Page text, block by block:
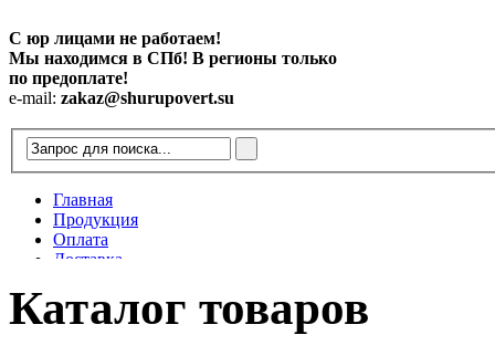
С юр лицами не работаем!
Мы находимся в СПб! В регионы только
по предоплате!
e-mail: zakaz@shurupovert.su
Главная
Продукция
Оплата
Доставка
Статьи
Каталог товаров